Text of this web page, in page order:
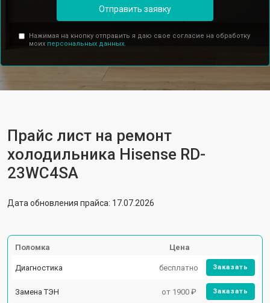
Отправить заявку
Нажимая на кнопку отправить я даю свое согласие на обработку
моих персональных данных.
Прайс лист на ремонт
холодильника Hisense RD-
23WC4SA
Дата обновления прайса: 17.07.2026
Поломка Цена
Диагностика бесплатно Заказать
Замена ТЭН от 1900 ₽ Заказать